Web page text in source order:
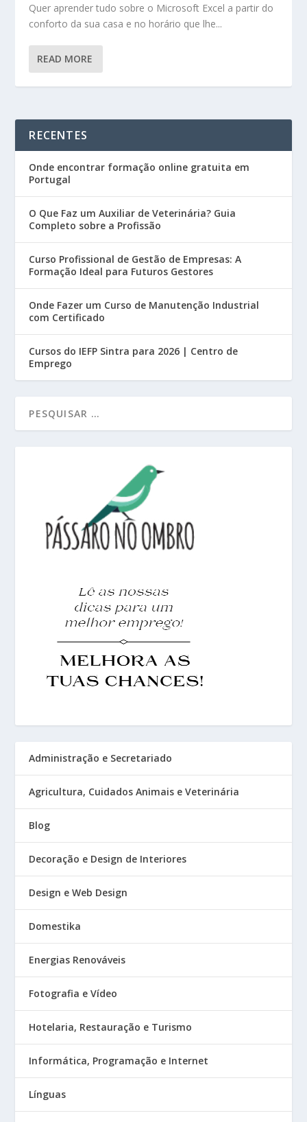
Quer aprender tudo sobre o Microsoft Excel a partir do
conforto da sua casa e no horário que lhe...
READ MORE
RECENTES
Onde encontrar formação online gratuita em
Portugal
O Que Faz um Auxiliar de Veterinária? Guia
Completo sobre a Profissão
Curso Profissional de Gestão de Empresas: A
Formação Ideal para Futuros Gestores
Onde Fazer um Curso de Manutenção Industrial
com Certificado
Cursos do IEFP Sintra para 2026 | Centro de
Emprego
Administração e Secretariado
Agricultura, Cuidados Animais e Veterinária
Blog
Decoração e Design de Interiores
Design e Web Design
Domestika
Energias Renováveis
Fotografia e Vídeo
Hotelaria, Restauração e Turismo
Informática, Programação e Internet
Línguas